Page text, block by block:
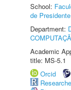
School:
de
Department:
Academic
title: MS-5.1
Orcid